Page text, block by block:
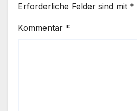
Erforderliche Felder sind mit *
Kommentar *